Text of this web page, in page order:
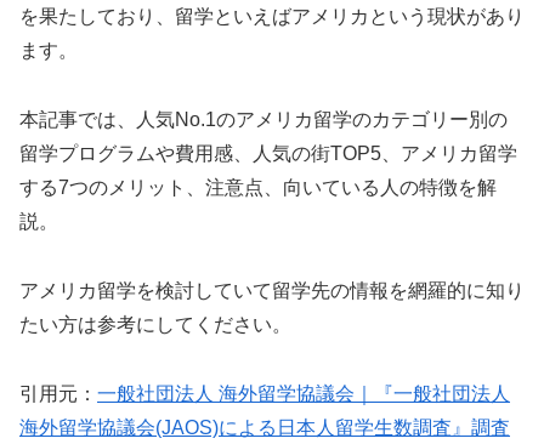
を果たしており、留学といえばアメリカという現状があり
ます。
本記事では、人気No.1のアメリカ留学のカテゴリー別の
留学プログラムや費用感、人気の街TOP5、アメリカ留学
する7つのメリット、注意点、向いている人の特徴を解
説。
アメリカ留学を検討していて留学先の情報を網羅的に知り
たい方は参考にしてください。
引用元： 一般社団法人 海外留学協議会｜『一般社団法人
海外留学協議会(JAOS)による日本人留学生数調査』調査